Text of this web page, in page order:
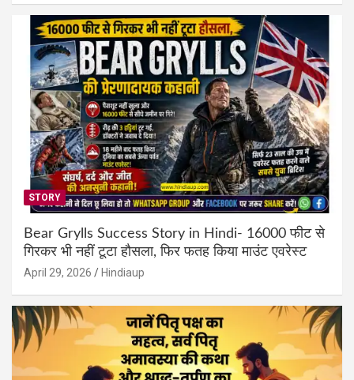
STORY
Bear Grylls Success Story in Hindi- 16000 फीट से
गिरकर भी नहीं टूटा हौसला, फिर फतह किया माउंट एवरेस्ट
April 29, 2026 Hindiaup